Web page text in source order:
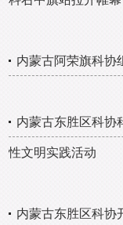
内蒙古阿荣旗科协
内蒙古东胜区科协
性文明实践活动
内蒙古东胜区科协